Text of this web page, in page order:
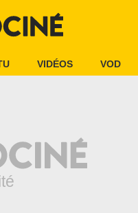
VIDÉOS VOD